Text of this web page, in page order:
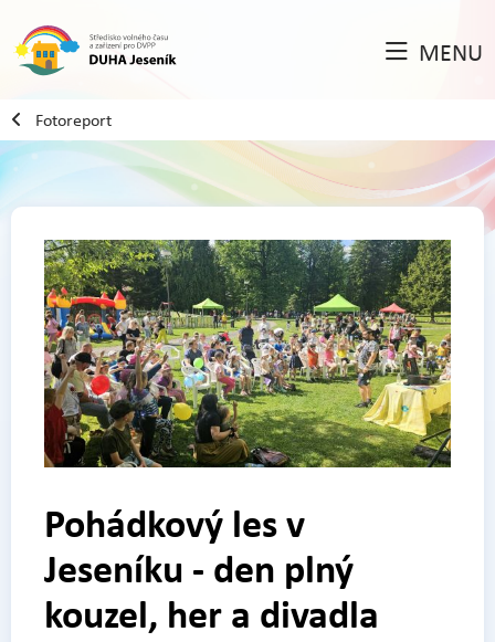
MENU
Fotoreport
Pohádkový les v
Jeseníku - den plný
kouzel, her a divadla